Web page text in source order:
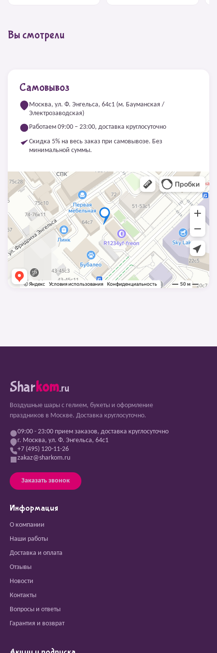
Вы смотрели
Самовывоз
Москва, ул. Ф. Энгельса, 64с1 (м. Бауманская /
Электрозаводская)
Работаем 09:00 – 23:00, доставка круглосуточно
Скидка 5% на весь заказ при самовывозе. Без
минимальной суммы.
Sharkom.ru
Воздушные шары с гелием, букеты и оформление
праздников в Москве. Доставка круглосуточно.
09:00 - 23:00 прием заказов, доставка круглосуточно
г. Москва, ул. Ф. Энгельса, 64с1
+7 (495) 120-11-26
zakaz@sharkom.ru
Заказать звонок
Информация
О компании
Наши работы
Доставка и оплата
Отзывы
Новости
Контакты
Вопросы и ответы
Гарантия и возврат